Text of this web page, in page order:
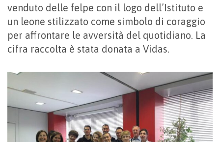
venduto delle felpe con il logo dell’Istituto e
un leone stilizzato come simbolo di coraggio
per affrontare le avversità del quotidiano. La
cifra raccolta è stata donata a Vidas.